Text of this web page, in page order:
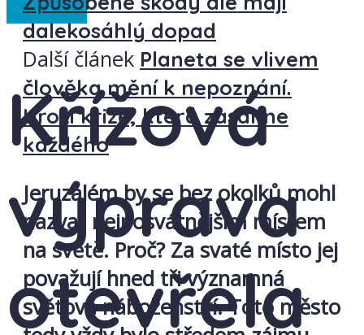
Ze světa
Křížová
výprava
otevřela
dalekosáhlý dopad
Další článek Planeta se vlivem
člověka mění k nepoznání.
Hrozí krize, která zasáhne
každého
Jeruzalém by se bez okolků mohl
nazvat nejposvátnějším místem
na světě. Proč? Za svaté místo jej
považují hned tři významná
světová náboženství. Toto město